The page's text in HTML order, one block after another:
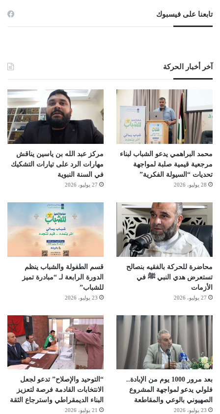
تابعنا على فيسبوك
آخر أخبار الحركة
محمد البراهمي يدعو الشباب لبناء
مرجعية قيمية صلبة لمواجهة
تحديات “السيولة الفكرية”
28 يوليو، 2026
مركز عبد الله بن ياسين يناقش
مهارات الرد على تيارات التشكيك
في السنة النبوية
27 يوليو، 2026
محاضرة للحركة بالفقيه بنصالح
تستعرض هدي النبي ﷺ في
الأزمات
27 يوليو، 2026
قسم الطفولة والشباب ينظم
الدورة الرابعة لـ “مبادرة تميز
للشباب”
23 يوليو، 2026
بعد مرور 1000 يوم من الإبادة..
فلولي يدعو لمواجهة المشروع
الصهيوني بالوعي والمقاطعة
23 يوليو، 2026
“التوحيد والإصلاح” تدعو لجعل
الانتخابات القادمة فرصة لتعزيز
البناء الديمقراطي واسترجاع الثقة
21 يوليو، 2026